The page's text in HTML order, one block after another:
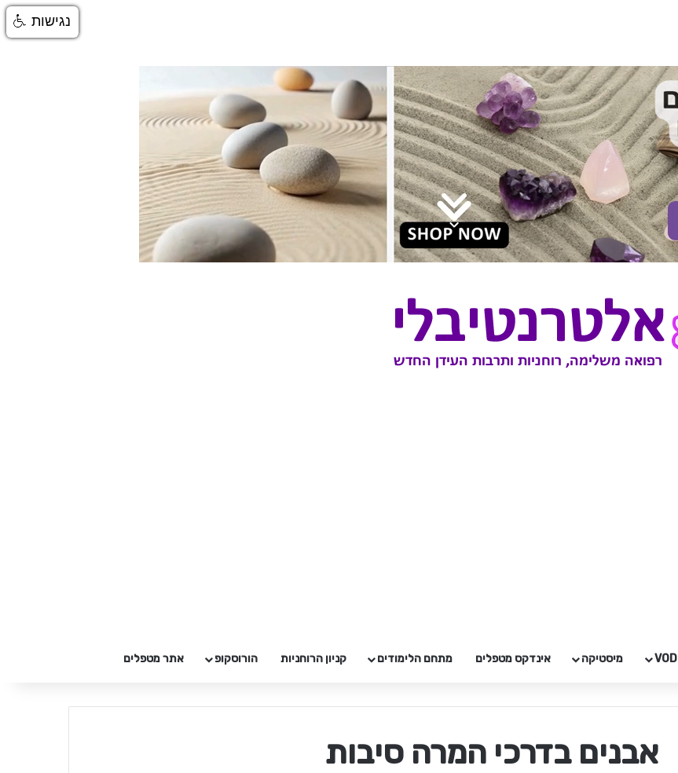
VOD מיסטיקה אינדקס מטפלים מתחם הלימודים קניון הרוחניות הורוסקופ אתר מטפלים
אבנים בדרכי המרה סיבות
נגישות